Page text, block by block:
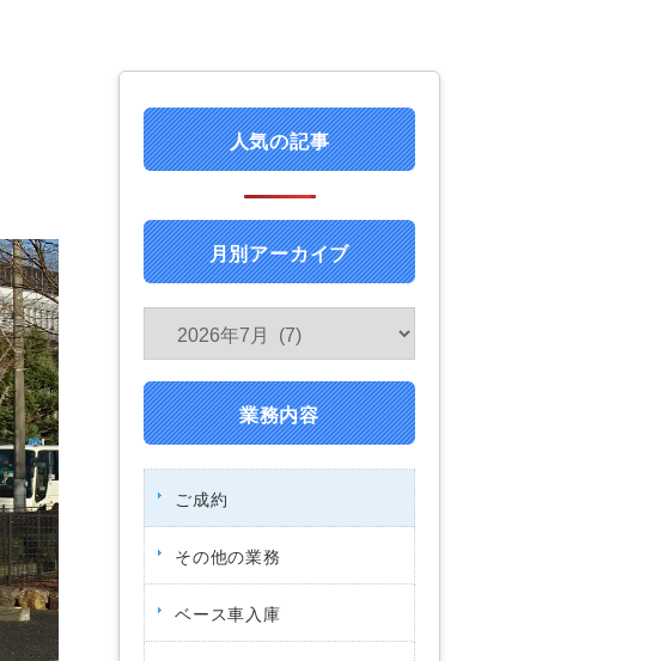
人気の記事
月別アーカイブ
業務内容
ご成約
その他の業務
ベース車入庫